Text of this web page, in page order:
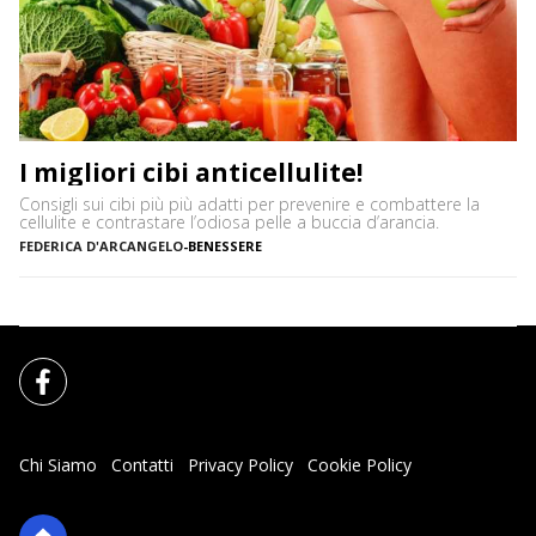
I migliori cibi anticellulite!
Consigli sui cibi più più adatti per prevenire e combattere la
cellulite e contrastare l’odiosa pelle a buccia d’arancia.
FEDERICA D'ARCANGELO-BENESSERE
Chi Siamo Contatti Privacy Policy
Cookie Policy